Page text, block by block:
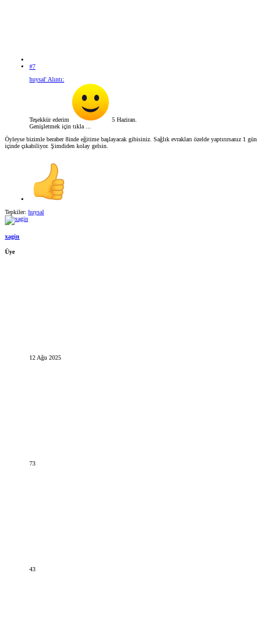
#7
huysal' Alıntı:
Teşekkür ederim
5 Haziran.
Genişletmek için tıkla ...
Öyleyse bizimle beraber 8inde eğitime başlayacak gibisiniz. Sağlık evrakları özelde yaptırırsanız 1 gün
içinde çıkabiliyor. Şimdiden kolay gelsin.
Tepkiler: huysal
xagin
Üye
12 Ağu 2025
73
43